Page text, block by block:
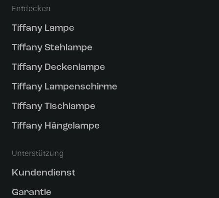
Entdecken
Tiffany Lampe
Tiffany Stehlampe
Tiffany Deckenlampe
Tiffany Lampenschirme
Tiffany Tischlampe
Tiffany Hängelampe
Unterstützung
Kundendienst
Garantie